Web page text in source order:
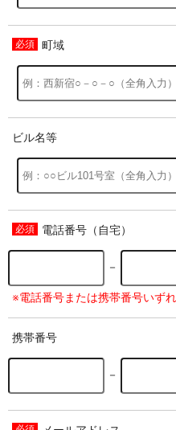
過去の特集をすべて見る>>
町域
ビル名等
電話番号（自宅）
－
※電話番号または携帯番号いず
携帯番号
－